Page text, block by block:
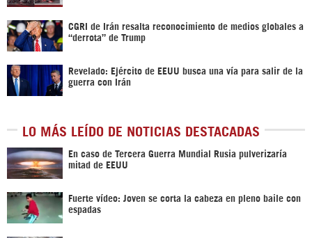
CGRI de Irán resalta reconocimiento de medios globales a
“derrota” de Trump
Revelado: Ejército de EEUU busca una vía para salir de la
guerra con Irán
LO MÁS LEÍDO DE NOTICIAS DESTACADAS
En caso de Tercera Guerra Mundial Rusia pulverizaría
mitad de EEUU
Fuerte vídeo: Joven se corta la cabeza en pleno baile con
espadas